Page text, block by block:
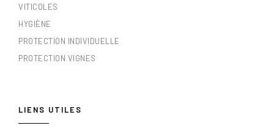
VITICOLES
HYGIÈNE
PROTECTION INDIVIDUELLE
PROTECTION VIGNES
LIENS UTILES